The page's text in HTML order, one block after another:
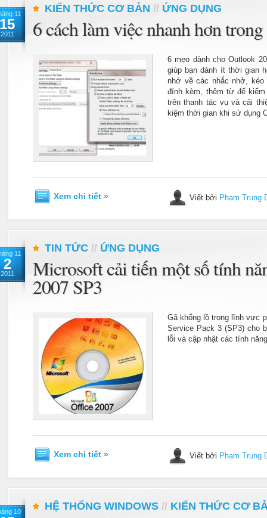
11
15
2011
KIẾN THỨC CƠ BẢN // ỨNG DỤNG
6 cách làm việc nhanh hơn
6 mẹo dành cho Outlook
giúp bạn dành ít thời gian
nhớ về các nhắc nhở,
đính kèm, thêm từ để
trên thanh tác vụ và cải
kiệm thời gian khi sử dụng
Xem chi tiết » Viết bởi Phạm Trung
11
2
2011
TIN TỨC // ỨNG DỤNG
Microsoft cải tiến một số tính
2007 SP3
Gã khổng lồ trong lĩnh vực
Service Pack 3 (SP3) cho
lỗi và cập nhật các tính
Xem chi tiết » Viết bởi Phạm Trung
10 HỆ THỐNG WINDOWS // KIẾN THỨC CƠ